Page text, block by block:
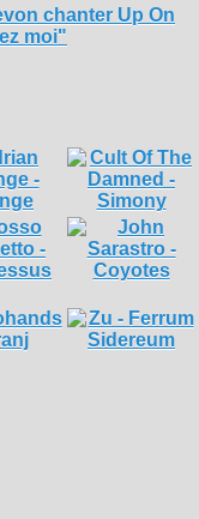
chanter Up On
moi"